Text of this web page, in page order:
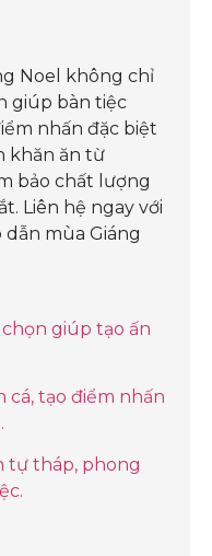
Noel không chỉ
giúp bàn tiệc
nhấn đặc biệt
khăn ăn từ
bảo chất lượng
Liên hệ ngay với
dẫn mùa Giáng
chọn giúp tạo ấn
cá, tạo điểm nhấn
tự tháp, phong